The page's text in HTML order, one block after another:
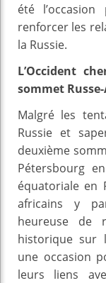
été
renforcer les
la Russie.
L’Occident
sommet
Malgré les
Russie et
deuxième
Pétersbourg
équatoriale en
africains y
heureuse de
historique sur
une occasion
leurs liens